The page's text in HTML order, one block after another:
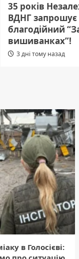
35 років
ВДНГ запрошує
благодійний
вишиванках”!
3 дні тому назад
в Голосієві: